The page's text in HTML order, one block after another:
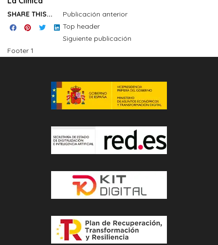
SHARE THIS...
Publicación anterior
Top header
Siguiente publicación
Footer 1